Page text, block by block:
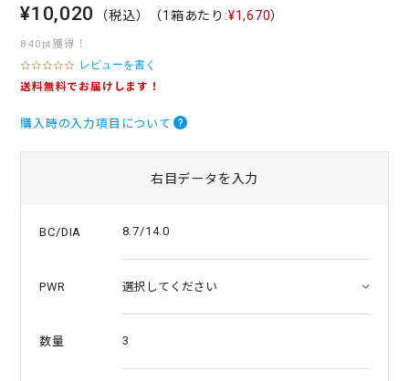
¥10,020 （税込） （1箱あたり:¥1,670）
840pt獲得！
0
.
t
n
レビューを書く
送料無料でお届けします！
購入時の入力項目について
右目データを入力
BC/DIA 8.7/14.0
PWR
数量 3